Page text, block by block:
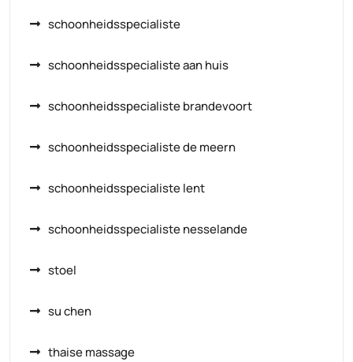
schoonheidsspecialiste
schoonheidsspecialiste aan huis
schoonheidsspecialiste brandevoort
schoonheidsspecialiste de meern
schoonheidsspecialiste lent
schoonheidsspecialiste nesselande
stoel
su chen
thaise massage